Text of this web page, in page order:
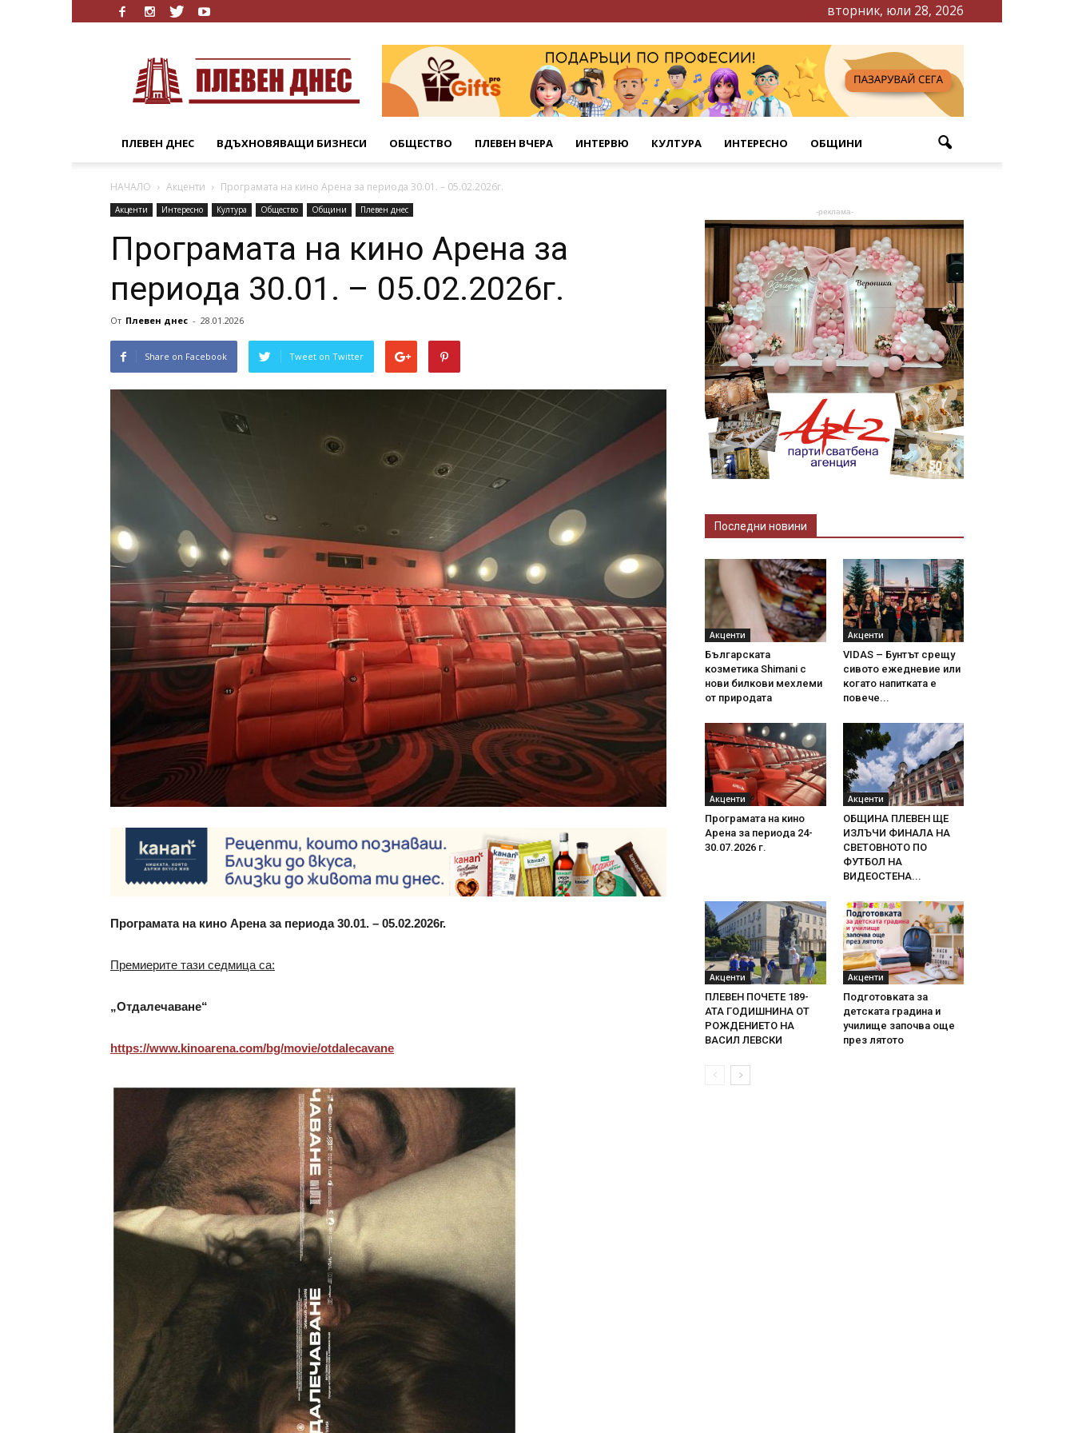
вторник, юли 28, 2026
Днес
ПЛЕВЕН ДНЕС ВДЪХНОВЯВАЩИ БИЗНЕСИ ОБЩЕСТВО ПЛЕВЕН ВЧЕРА ИНТЕРВЮ КУЛТУРА ИНТЕРЕСНО ОБЩИНИ
НАЧАЛО Акценти Програмата на кино Арена за периода 30.01. – 05.02.2026г.
Акценти Интересно Култура Общество Общини Плевен днес
Програмата на кино Арена за
периода 30.01. – 05.02.2026г.
От Плевен днес - 28.01.2026
Share on Facebook Tweet on Twitter
Програмата на кино Арена за периода 30.01. – 05.02.2026г.
Премиерите тази седмица са:
„Отдалечаване“
https://www.kinoarena.com/bg/movie/otdalecavane
-реклама-
Последни новини
Акценти
Българската
козметика Shimani с
нови билкови мехлеми
от природата
Акценти
VIDAS – Бунтът срещу
сивото ежедневие или
когато напитката е
повече...
Акценти
Програмата на кино
Арена за периода 24-
30.07.2026 г.
Акценти
ОБЩИНА ПЛЕВЕН ЩЕ
ИЗЛЪЧИ ФИНАЛА НА
СВЕТОВНОТО ПО
ФУТБОЛ НА
ВИДЕОСТЕНА...
Акценти
ПЛЕВЕН ПОЧЕТЕ 189-
АТА ГОДИШНИНА ОТ
РОЖДЕНИЕТО НА
ВАСИЛ ЛЕВСКИ
Акценти
Подготовката за
детската градина и
училище започва още
през лятото